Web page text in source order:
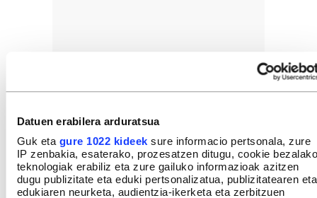
Datuen erabilera arduratsua
Guk eta gure 1022 kideek sure informacio pertsonala, zure
IP zenbakia, esaterako, prozesatzen ditugu, cookie bezalako
teknologiak erabiliz eta zure gailuko informazioak azitzen
dugu publizitate eta eduki pertsonalizatua, publizitatearen eta
edukiaren neurketa, audientzia-ikerketa eta zerbitzuen
GEHIEN IRAKURRIAK